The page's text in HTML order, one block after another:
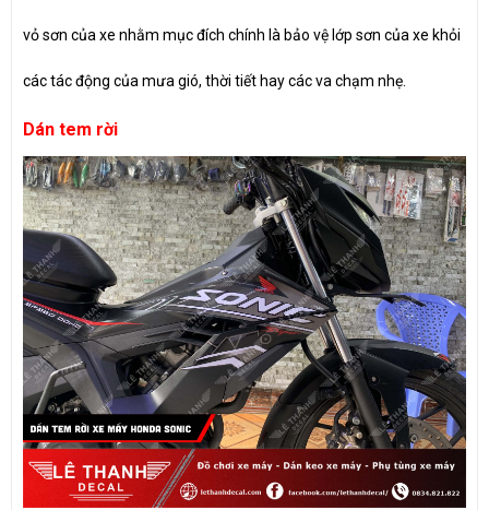
vỏ sơn của xe nhằm mục đích chính là bảo vệ lớp sơn của xe khỏi
các tác động của mưa gió, thời tiết hay các va chạm nhẹ.
Dán tem rời